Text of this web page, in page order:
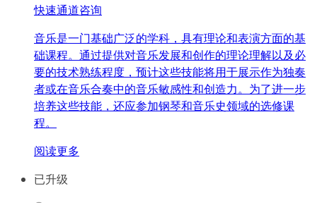
快速通道咨询
音乐是一门基础广泛的学科，具有理论和表演方面的基
础课程。通过提供对音乐发展和创作的理论理解以及必
要的技术熟练程度，预计这些技能将用于展示作为独奏
者或在音乐合奏中的音乐敏感性和创造力。为了进一步
培养这些技能，还应参加钢琴和音乐史领域的选修课
程。
阅读更多
已升级